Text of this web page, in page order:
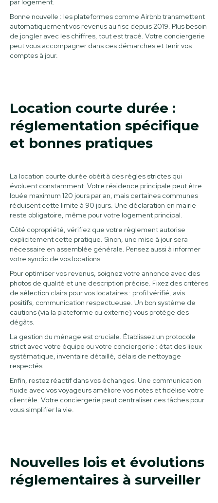
par logement.
Bonne nouvelle : les plateformes comme Airbnb transmettent
automatiquement vos revenus au fisc depuis 2019. Plus besoin
de jongler avec les chiffres, tout est tracé. Votre conciergerie
peut vous accompagner dans ces démarches et tenir vos
comptes à jour.
Location courte durée :
réglementation spécifique
et bonnes pratiques
La location courte durée obéit à des règles strictes qui
évoluent constamment. Votre résidence principale peut être
louée maximum 120 jours par an, mais certaines communes
réduisent cette limite à 90 jours. Une déclaration en mairie
reste obligatoire, même pour votre logement principal.
Côté copropriété, vérifiez que votre règlement autorise
explicitement cette pratique. Sinon, une mise à jour sera
nécessaire en assemblée générale. Pensez aussi à informer
votre syndic de vos locations.
Pour optimiser vos revenus, soignez votre annonce avec des
photos de qualité et une description précise. Fixez des critères
de sélection clairs pour vos locataires : profil vérifié, avis
positifs, communication respectueuse. Un bon système de
cautions (via la plateforme ou externe) vous protège des
dégâts.
La gestion du ménage est cruciale. Établissez un protocole
strict avec votre équipe ou votre conciergerie : état des lieux
systématique, inventaire détaillé, délais de nettoyage
respectés.
Enfin, restez réactif dans vos échanges. Une communication
fluide avec vos voyageurs améliore vos notes et fidélise votre
clientèle. Votre conciergerie peut centraliser ces tâches pour
vous simplifier la vie.
Nouvelles lois et évolutions
réglementaires à surveiller